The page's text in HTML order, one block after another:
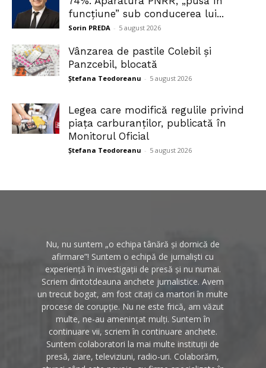
funcțiune” sub conducerea lui...
Sorin PREDA - 5 august 2026
Vânzarea de pastile Colebil și
Panzcebil, blocată
Ștefana Teodoreanu - 5 august 2026
Legea care modifică regulile privind
piața carburanților, publicată în
Monitorul Oficial
Ștefana Teodoreanu - 5 august 2026
Nu, nu suntem „o echipa tânără și dornică de
afirmare”! Suntem o echipă de jurnaliști cu
experiență în investigații de presă și nu numai.
Scriem dintotdeauna anchete jurnalistice. Avem
un trecut bogat, am fost citați ca martori în multe
procese de corupție. Nu ne este frică, am văzut
multe, ne-au amenințat mulți. Suntem în
continuare vii, scriem în continuare anchete.
Suntem colaboratori la mai multe instituții de
presă, ziare, televiziuni, radio-uri. Colaborăm,